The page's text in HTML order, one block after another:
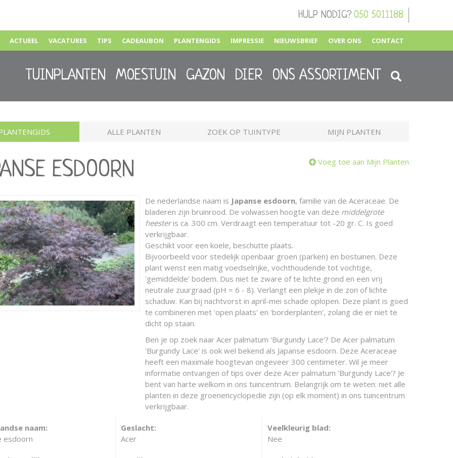
HULP NODIG? 050 5011188
ACTUEEL VACATURES TIPS CADEAUBON PLANTENGIDS IMPRESSIE NIEUWSBRIEF OVER ONS CONTACT
TUINPLANTEN MOESTUIN GAZON DIER ONS ASSORTIMENT
ALLE PLANTEN ZOEK OP TUINTYPE MIJN PLANTEN
ESDOORN Voeg toe aan Mijn Planten
De nederlandse naam is Japanse esdoorn, familie van de Aceraceae. De
bladeren zijn bruinrood. De volwassen hoogte van deze middelgrote
heesteris ca. 300 cm. Verdraagt een temperatuur tot -20 gr. C. Is goed
verkrijgbaar.
Geschikt voor een koele, beschutte plaats.
Bijvoorbeeld voor stedelijk openbaar groen (parken) en bostuinen. Deze
plant wenst een matig voedselrijke, vochthoudende tot vochtige,
'gemiddelde' bodem. Dus niet te zware of te lichte grond en een vrij
neutrale zuurgraad (pH = 6 - 8). Verlangt een plekje in de zon of lichte
schaduw. Kan bij nachtvorst in april-mei schade oplopen. Deze plant is goed
te combineren met 'open plaats' en 'borderplanten', zolang die er niet te
dicht op staan.
Ben je op zoek naar Acer palmatum 'Burgundy Lace'? De Acer palmatum
'Burgundy Lace' is ook wel bekend als Japanse esdoorn. Deze Aceraceae
heeft een maximale hoogtevan ongeveer 300 centimeter. Wil je meer
informatie ontvangen of tips over deze Acer palmatum 'Burgundy Lace'? Je
bent van harte welkom in ons tuincentrum. Belangrijk om te weten: niet alle
planten in deze groenencyclopedie zijn (op elk moment) in ons tuincentrum
verkrijgbaar.
naam:
esdoorn
Geslacht:
Acer
Veelkleurig blad:
Nee